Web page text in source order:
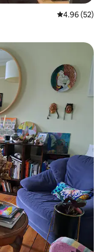
평점 4.96점(5
4.96 (52)